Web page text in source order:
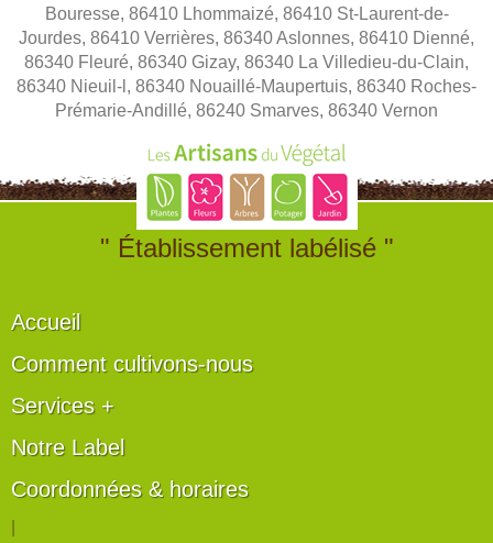
Bouresse, 86410 Lhommaizé, 86410 St-Laurent-de-
Jourdes, 86410 Verrières, 86340 Aslonnes, 86410 Dienné,
86340 Fleuré, 86340 Gizay, 86340 La Villedieu-du-Clain,
86340 Nieuil-l, 86340 Nouaillé-Maupertuis, 86340 Roches-
Prémarie-Andillé, 86240 Smarves, 86340 Vernon
" Établissement labélisé "
Accueil
Comment cultivons-nous
Services +
Notre Label
Coordonnées & horaires